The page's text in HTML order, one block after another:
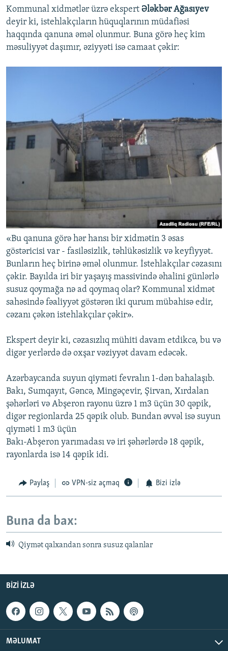
Kommunal xidmətlər üzrə ekspert Ələkbər Ağasıyev
deyir ki, istehlakçıların hüquqlarının müdafiəsi
haqqında qanuna əməl olunmur. Buna görə heç kim
məsuliyyət daşımır, əziyyəti isə camaat çəkir:
«Bu qanuna görə hər hansı bir xidmətin 3 əsas
göstəricisi var - fasiləsizlik, təhlükəsizlik və keyfiyyət.
Bunların heç birinə əməl olunmur. İstehlakçılar cəzasını
çəkir. Bayılda iri bir yaşayış massivində əhalini günlərlə
susuz qoymağa nə ad qoymaq olar? Kommunal xidmət
sahəsində fəaliyyət göstərən iki qurum mübahisə edir,
cəzanı çəkən istehlakçılar çəkir».
Ekspert deyir ki, cəzasızlıq mühiti davam etdikcə, bu və
digər yerlərdə də oxşar vəziyyət davam edəcək.
Azərbaycanda suyun qiyməti fevralın 1-dən bahalaşıb.
Bakı, Sumqayıt, Gəncə, Mingəçevir, Şirvan, Xırdalan
şəhərləri və Abşeron rayonu üzrə 1 m3 üçün 30 qəpik,
digər regionlarda 25 qəpik olub. Bundan əvvəl isə suyun
qiyməti 1 m3 üçün
Bakı-Abşeron yarımadası və iri şəhərlərdə 18 qəpik,
rayonlarda isə 14 qəpik idi.
Paylaş VPN-siz açmaq Bizi izlə
Buna da bax:
Qiymət qalxandan sonra susuz qalanlar
BIZI IZLƏ
MƏLUMAT